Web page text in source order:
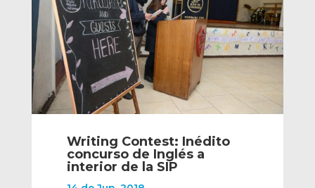
Writing Contest: Inédito
concurso de Inglés a
interior de la SIP